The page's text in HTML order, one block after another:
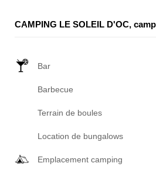
CAMPING LE SOLEIL D'OC,
Bar
Barbecue
Terrain de boules
Location de bungalows
Emplacement camping